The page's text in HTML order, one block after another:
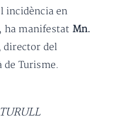
incidència en
ha manifestat Mn.
director del
de Turisme.